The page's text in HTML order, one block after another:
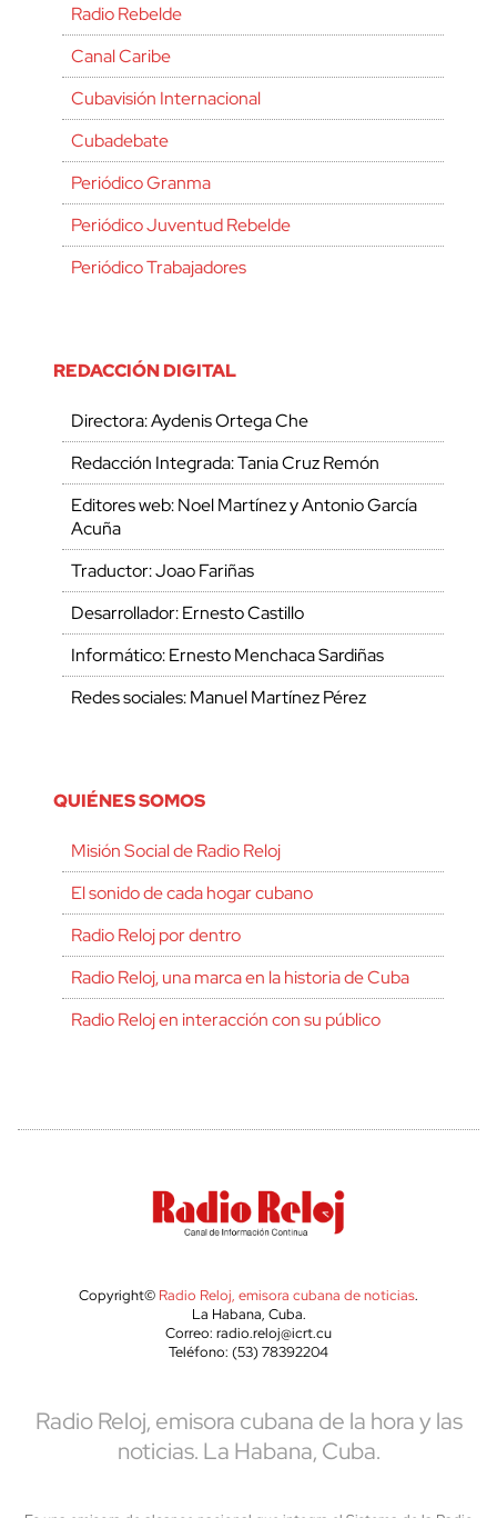
Radio Rebelde
Canal Caribe
Cubavisión Internacional
Cubadebate
Periódico Granma
Periódico Juventud Rebelde
Periódico Trabajadores
REDACCIÓN DIGITAL
Directora: Aydenis Ortega Che
Redacción Integrada: Tania Cruz Remón
Editores web: Noel Martínez y Antonio García
Acuña
Traductor: Joao Fariñas
Desarrollador: Ernesto Castillo
Informático: Ernesto Menchaca Sardiñas
Redes sociales: Manuel Martínez Pérez
QUIÉNES SOMOS
Misión Social de Radio Reloj
El sonido de cada hogar cubano
Radio Reloj por dentro
Radio Reloj, una marca en la historia de Cuba
Radio Reloj en interacción con su público
Copyright© Radio Reloj, emisora cubana de noticias.
La Habana, Cuba.
Correo: radio.reloj@icrt.cu
Teléfono: (53) 78392204
Radio Reloj, emisora cubana de la hora y las
noticias. La Habana, Cuba.